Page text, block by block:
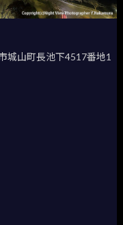
城山町長池下4517番地1